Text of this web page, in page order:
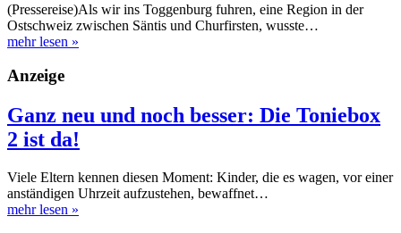
(Pressereise)Als wir ins Toggenburg fuhren, eine Region in der
Ostschweiz zwischen Säntis und Churfirsten, wusste…
mehr lesen »
Anzeige
Ganz neu und noch besser: Die Toniebox
2 ist da!
Viele Eltern kennen diesen Moment: Kinder, die es wagen, vor einer
anständigen Uhrzeit aufzustehen, bewaffnet…
mehr lesen »